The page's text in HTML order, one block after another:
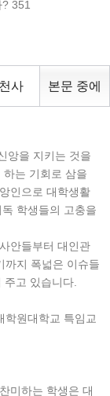
351
사 본문 중에
앙을 지키는 것을
는 기회로 삼을
인으로 대학생활
학생들의 고충을
안들부터 대인관
까지 폭넓은 이슈들
주고 있습니다.
학원대학교 특임교
미하는 학생은 대